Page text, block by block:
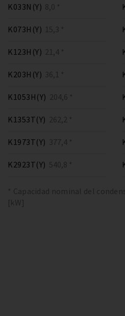
K033N(Y) 8,0 *
K073H(Y) 15,3 *
K123H(Y) 21,4 *
K203H(Y) 36,1 *
K1053H(Y) 204,6 *
K1353T(Y) 262,2 *
K1973T(Y) 377,4 *
K2923T(Y) 540,8 *
* Capacidad nominal del
[kW]